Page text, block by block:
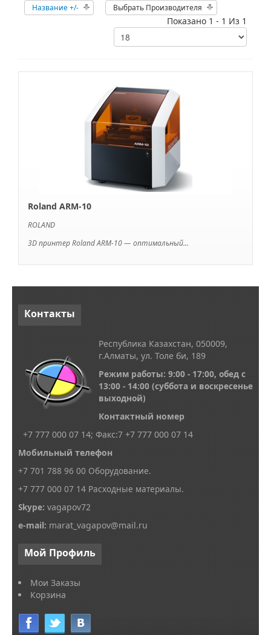
Название +/-
Выбрать Производителя
Показано 1 - 1 Из 1
Roland ARM-10
ROLAND
3D принтер Roland ARM-10 — оптимальный...
Контакты
Республика Казахстан, 050009,
г.Алматы, ул. Толе би, 189
Режим работы: 9:00 - 17:00, обед с
13:00 - 14:00 (суббота и воскресенье
выходной)
Контактный номер
+7 777 000 07 14; Факс:7 +7 777 000 07 14
Мобильный телефон
+7 701 788 96 00 Оборудование.
+7 777 000 07 14 Расходные материалы.
Skype: vagapov72
e-mail: marat_vagapov@mail.ru
Мой Профиль
Мои Заказы
Корзина